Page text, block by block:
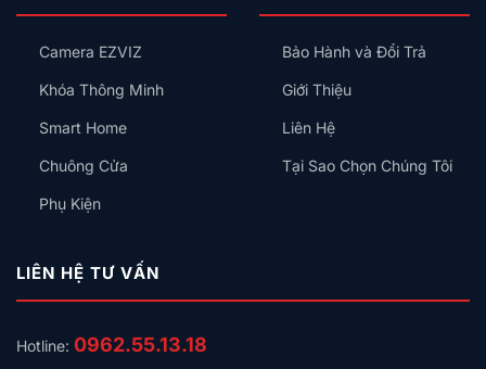
2050W
Lưu lượng thông
gió
Động cơ quay
1.500 vòng/phút, momen xoắn 147
Giao thức kết nối
WiFi, Zigbee, Bluetooth, Matter
Chỉ số màu
Lợi ích cho người dùng
Yeelight YLYYB-0010 không chỉ là một thiết bị sưởi, mà
Camera EZVIZ
Khóa Thông Minh
Smart Home
Chuông Cửa
Phụ Kiện
Bảo Hành và Đổi Trả
Giới Thiệu
Liên Hệ
Tại Sao Chọn Chúng Tôi
LIÊN HỆ TƯ VẤN
Hotline: 0962.55.13.18